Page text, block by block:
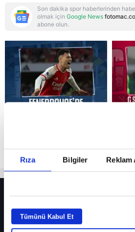
Rıza Bilgiler Reklam
Tümünü Kabul Et
Reddet
Son dakika spor haberlerinden
olmak için Google News
abone olun.
Fenerbahçe’de sürpriz ayrılık ihtimali! Devre
Fenerbahçe’nin yeni transferi Mason